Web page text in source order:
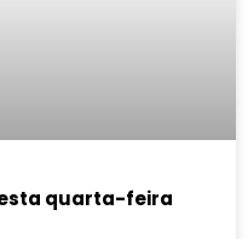
esta quarta-feira